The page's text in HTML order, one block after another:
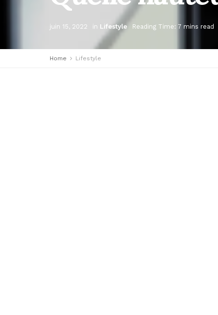
juin 15, 2022 in Lifestyle Reading Time: 7 mins read
Home Lifestyle